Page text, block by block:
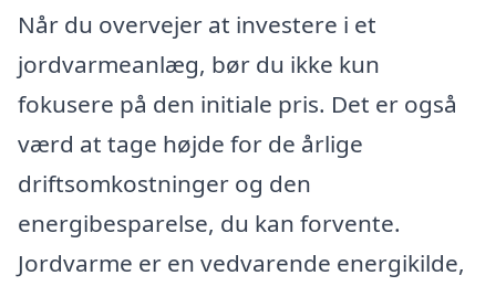
Når du overvejer at investere i et
jordvarmeanlæg, bør du ikke kun
fokusere på den initiale pris. Det er også
værd at tage højde for de årlige
driftsomkostninger og den
energibesparelse, du kan forvente.
Jordvarme er en vedvarende energikilde,